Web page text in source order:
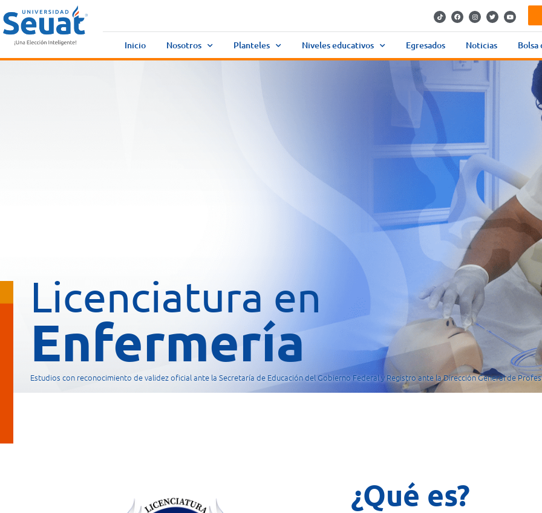
Inicio Nosotros Planteles Niveles educativos Egresados Noticias Bolsa
Licenciatura en
Enfermería
Estudios con reconocimiento de validez oficial ante la Secretaría de Educación del Gobierno Federal y Registro ante la Dirección General de
¿Qué es?